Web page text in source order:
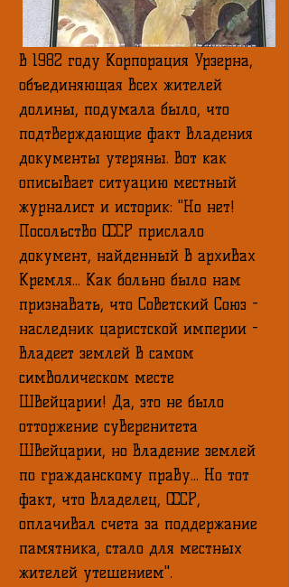
В 1982 году Корпорация Урзерна,
объединяющая всех жителей
долины, подумала было, что
подтверждающие факт владения
документы утеряны. Вот как
описывает ситуацию местный
журналист и историк: "Но нет!
Посольство СССР прислало
документ, найденный в архивах
Кремля... Как больно было нам
признавать, что Советский Союз -
наследник царистской империи -
владеет землей в самом
символическом месте
Швейцарии! Да, это не было
отторжение суверенитета
Швейцарии, но владение землей
по гражданскому праву... Но тот
факт, что владелец, СССР,
оплачивал счета за поддержание
памятника, стало для местных
жителей утешением".